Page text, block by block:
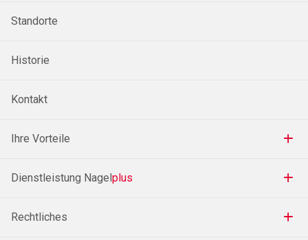
Standorte
Historie
Kontakt
Ihre Vorteile
Dienstleistung Nagelplus
Rechtliches